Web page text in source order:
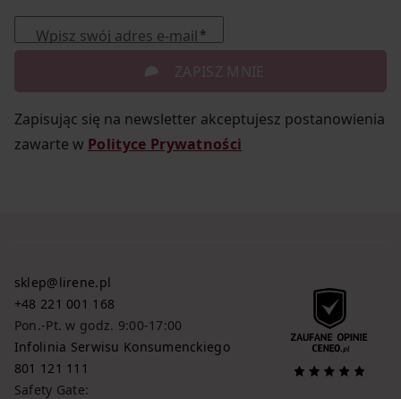
Wpisz swój adres e-mail
ZAPISZ MNIE
Zapisując się na newsletter akceptujesz postanowienia
zawarte w Polityce Prywatności
sklep@lirene.pl
+48 221 001 168
Pon.-Pt. w godz. 9:00-17:00
Infolinia Serwisu Konsumenckiego
801 121 111
Safety Gate: